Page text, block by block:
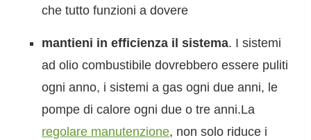
che tutto funzioni a dovere
mantieni in efficienza il sistema. I sistemi
ad olio combustibile dovrebbero essere puliti
ogni anno, i sistemi a gas ogni due anni, le
pompe di calore ogni due o tre anni.La
regolare manutenzione, non solo riduce i